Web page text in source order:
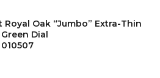
Oak “Jumbo” Extra-Thin
Dial
010507